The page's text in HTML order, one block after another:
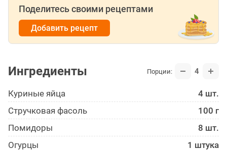
Поделитесь своими рецептами
Добавить рецепт
Ингредиенты Порции: 4
Куриные яйца
4 шт.
Стручковая фасоль
100 г
Помидоры
8 шт.
Огурцы
1 штука